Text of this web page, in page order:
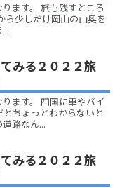
ます。 旅も残すところ
ら少しだけ岡山の山奥を
みる２０２２旅
ます。 四国に車やバイ
ちょっとわからないと
路なん...
みる２０２２旅